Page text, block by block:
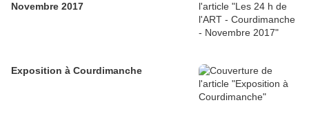
Novembre 2017
Exposition à Courdimanche